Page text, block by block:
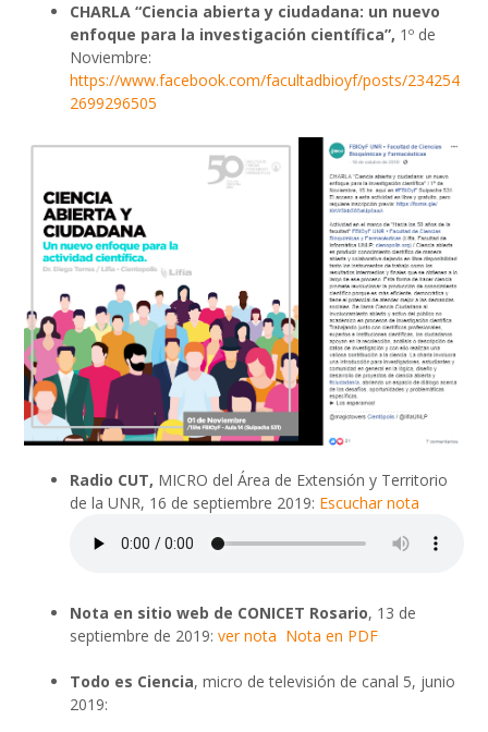
CHARLA “Ciencia abierta y ciudadana: un nuevo
enfoque para la investigación científica”, 1º de
Noviembre:
https://www.facebook.com/facultadbioyf/posts/234254
2699296505
Radio CUT, MICRO del Área de Extensión y Territorio
de la UNR, 16 de septiembre 2019: Escuchar nota
Nota en sitio web de CONICET Rosario, 13 de
septiembre de 2019: ver nota Nota en PDF
Todo es Ciencia, micro de televisión de canal 5, junio
2019: